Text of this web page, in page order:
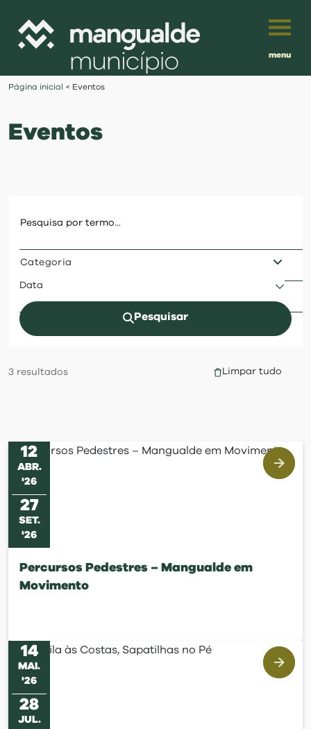
menu
investir
balcão digital
visit
Português
Página inicial < Eventos
Eventos
Categoria
Data
Pesquisar
3 resultados Limpar tudo
12
ABR.
'26
27
SET.
'26
Percursos Pedestres – Mangualde em
Movimento
14
MAI .
'26
28
JUL.